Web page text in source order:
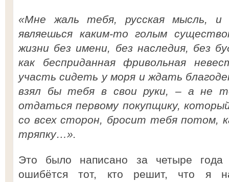
«Мне жаль тебя, русская мысль, и
являешься каким-то голым
жизни без имени, без наследия, без
как бесприданная фривольная
участь сидеть у моря и ждать
взял бы тебя в свои руки, – а не
отдаться первому покупщику,
со всех сторон, бросит тебя потом,
тряпку…».
Это было написано за четыре
ошибётся тот, кто решит, что я